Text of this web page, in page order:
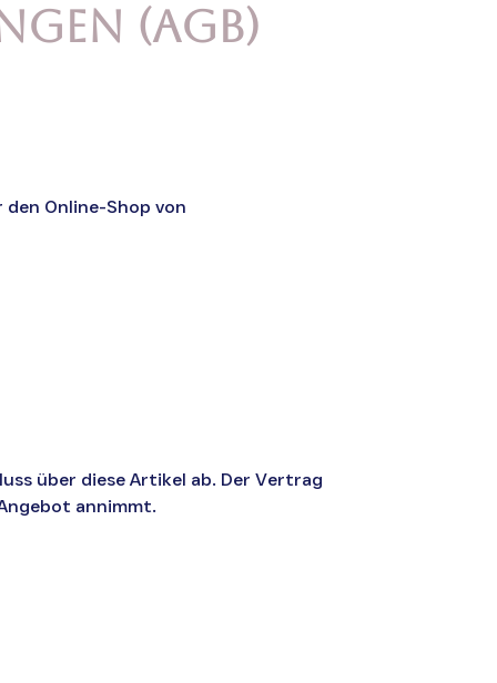
(AGB)
Online-Shop von
über diese Artikel ab. Der Vertrag
annimmt.